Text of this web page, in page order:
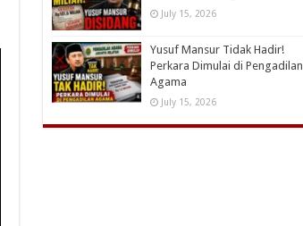
July 15, 2026
Yusuf Mansur Tidak Hadir!
Perkara Dimulai di Pengadilan
Agama
July 15, 2026